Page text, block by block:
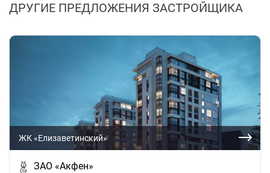
ДРУГИЕ ПРЕДЛОЖЕНИЯ ЗАСТРОЙЩИКА
ЖК «Елизаветинский»
ЗАО «Акфен»